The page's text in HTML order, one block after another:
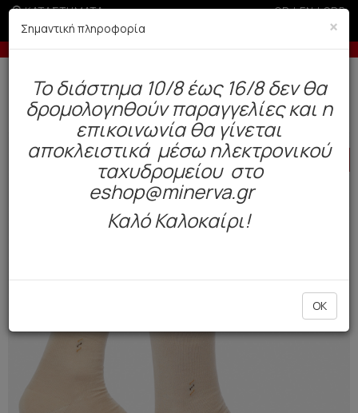
ΚΑΤΑΣΤΗΜΑΤΑ GR|EN|SRB
παραγγελίες άνω των 200€ σε περίοδο εκπτώσεων
Δωρεάν αποστολή άνω των 49€. Παράδοση σε 3-5 εργάσιμες.
Ανδρας Κάλτσες Χειμώνας
HOT
×
Σημαντική πληροφορία
To διάστημα 10/8 έως 16/8 δεν θα
δρομολογηθούν παραγγελίες και η
επικοινωνία θα γίνεται
αποκλειστικά μέσω ηλεκτρονικού
ταχυδρομείου στο
eshop@minerva.gr
Καλό Καλοκαίρι!
OK